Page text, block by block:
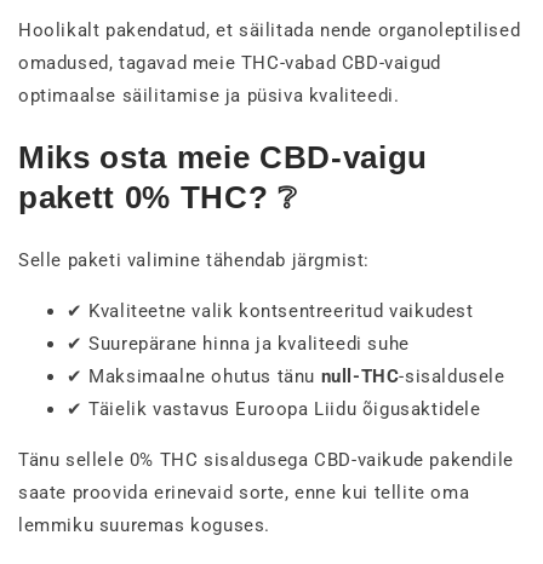
Hoolikalt pakendatud, et säilitada nende organoleptilised
omadused, tagavad meie THC-vabad CBD-vaigud
optimaalse säilitamise ja püsiva kvaliteedi.
Miks osta meie CBD-vaigu
pakett 0% THC? ❔
Selle paketi valimine tähendab järgmist:
✔ Kvaliteetne valik kontsentreeritud vaikudest
✔ Suurepärane hinna ja kvaliteedi suhe
✔ Maksimaalne ohutus tänu null-THC-sisaldusele
✔ Täielik vastavus Euroopa Liidu õigusaktidele
Tänu sellele 0% THC sisaldusega CBD-vaikude pakendile
saate proovida erinevaid sorte, enne kui tellite oma
lemmiku suuremas koguses.